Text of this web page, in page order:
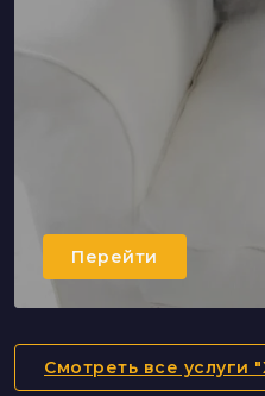
Перейти
Смотреть все услуги